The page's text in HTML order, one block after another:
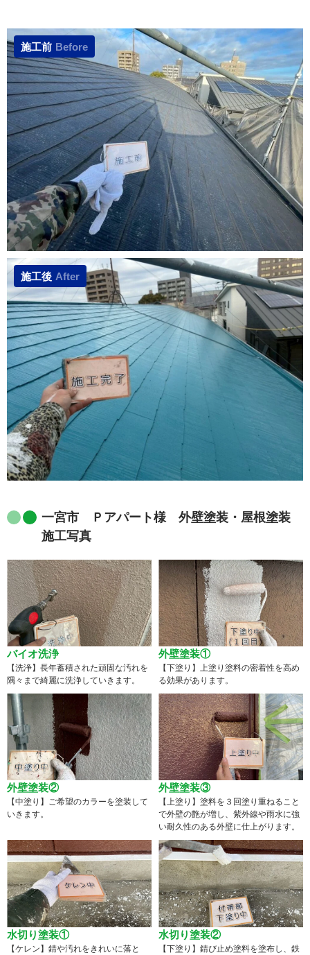
施工前 Before
施工後 After
一宮市 Ｐアパート様 外壁塗装・屋根塗装
施工写真
バイオ洗浄
【洗浄】長年蓄積された頑固な汚れを
隅々まで綺麗に洗浄していきます。
外壁塗装①
【下塗り】上塗り塗料の密着性を高め
る効果があります。
外壁塗装②
【中塗り】ご希望のカラーを塗装して
いきます。
外壁塗装③
【上塗り】塗料を３回塗り重ねること
で外壁の艶が増し、紫外線や雨水に強
い耐久性のある外壁に仕上がります。
水切り塗装①
【ケレン】錆や汚れをきれいに落と
水切り塗装②
【下塗り】錆び止め塗料を塗布し、鉄